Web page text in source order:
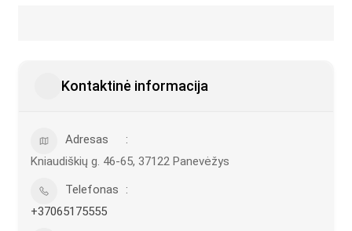
Kontaktinė informacija
Adresas
Kniaudiškių g. 46-65, 37122 Panevėžys
Telefonas
+37065175555